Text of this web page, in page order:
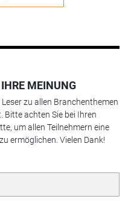
MEINUNG
zu allen Branchenthemen
achten Sie bei Ihren
um allen Teilnehmern eine
ermöglichen. Vielen Dank!